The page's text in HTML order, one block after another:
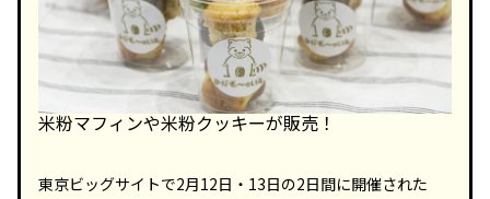
米粉マフィンや米粉クッキーが販売！
東京ビッグサイトで2月12日・13日の2日間に開催された